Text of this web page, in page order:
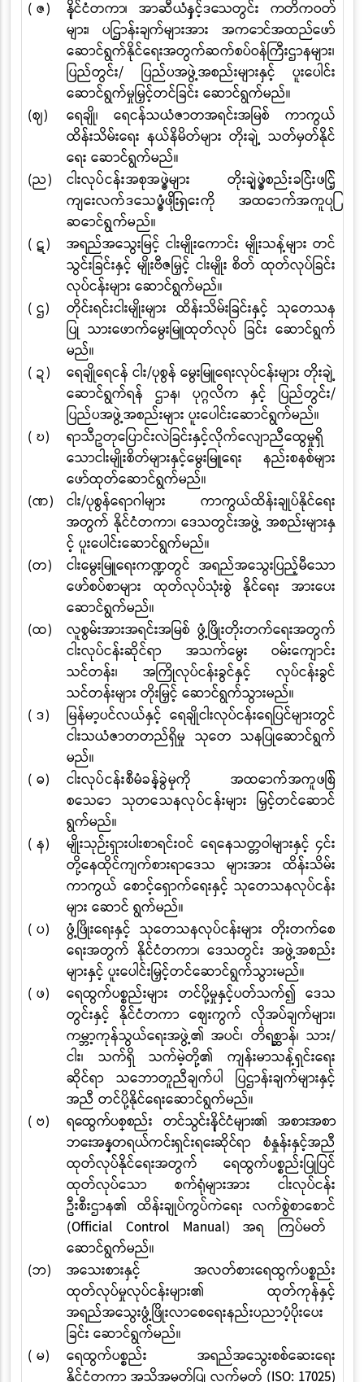
( ဇ)
နိုင်ငံတကာ၊ အာဆီယံနှင့်ဒေသတွင်း ကတိကဝတ်
များ၊ ပြဌာန်းချက်များအား အကောင်အထည်ဖော်
ဆောင်ရွက်နိုင်ရေးအတွက်ဆက်စပ်ဝန်ကြီးဌာနများ၊
ပြည်တွင်း/ ပြည်ပအဖွဲ့အစည်းများနှင့် ပူးပေါင်း
ဆောင်ရွက်မှုမြှင့်တင်ခြင်း ဆောင်ရွက်မည်။
(ဈ)
ရေချို၊ ရေငန်သယံဇာတအရင်းအမြစ် ကာကွယ်
ထိန်းသိမ်းရေး နယ်နိမိတ်များ တိုးချဲ့ သတ်မှတ်နိုင်
ရေး ဆောင်ရွက်မည်။
(ည)
ငါးလုပ်ငန်းအစုအဖွဲ့များ တိုးချဲ့ဖွဲ့စည်းခြင်းဖြင့်
ကျေးလက်ဒေသဖွံ့ဖြိုးရေးကို အထောက်အကူပြု
ဆောင်ရွက်မည်။
( ဋ)
အရည်အသွေးမြင့် ငါးမျိုးကောင်း မျိုးသန့်များ တင်
သွင်းခြင်းနှင့် မျိုးဗီဇမြှင့် ငါးမျိုး စိတ် ထုတ်လုပ်ခြင်း
လုပ်ငန်းများ ဆောင်ရွက်မည်။
( ဌ)
တိုင်းရင်းငါးမျိုးများ ထိန်းသိမ်းခြင်းနှင့် သုတေသန
ပြု သားဖောက်မွေးမြူထုတ်လုပ် ခြင်း ဆောင်ရွက်
မည်။
( ဍ)
ရေချိုရေငန် ငါး/ပုစွန် မွေးမြူရေးလုပ်ငန်းများ တိုးချဲ့
ဆောင်ရွက်ရန် ဌာန၊ ပုဂ္ဂလိက နှင့် ပြည်တွင်း/
ပြည်ပအဖွဲ့အစည်းများ ပူးပေါင်းဆောင်ရွက်မည်။
( ဎ)
ရာသီဥတုပြောင်းလဲခြင်းနှင့်လိုက်လျောညီထွေမှုရှိ
သောငါးမျိုးစိတ်များနှင့်မွေးမြူရေး နည်းစနစ်များ
ဖော်ထုတ်ဆောင်ရွက်မည်။
(ဏ)
ငါး/ပုစွန်ရောဂါများ ကာကွယ်ထိန်းချုပ်နိုင်ရေး
အတွက် နိုင်ငံတကာ၊ ဒေသတွင်းအဖွဲ့ အစည်းများနှ
င့် ပူးပေါင်းဆောင်ရွက်မည်။
(တ)
ငါးမွေးမြူရေးကဏ္ဍတွင် အရည်အသွေးပြည့်မီသော
ဖော်စပ်စာများ ထုတ်လုပ်သုံးစွဲ နိုင်ရေး အားပေး
ဆောင်ရွက်မည်။
(ထ)
လူစွမ်းအားအရင်းအမြစ် ဖွံ့ဖြိုးတိုးတက်ရေးအတွက်
ငါးလုပ်ငန်းဆိုင်ရာ အသက်မွေး ဝမ်းကျောင်း
သင်တန်း၊ အကြိုလုပ်ငန်းခွင်နှင့် လုပ်ငန်းခွင်
သင်တန်းများ တိုးမြှင့် ဆောင်ရွက်သွားမည်။
( ဒ)
မြန်မာ့ပင်လယ်နှင့် ရေချိုငါးလုပ်ငန်းရေပြင်များတွင်
ငါးသယံဇာတတည်ရှိမှု သုတေ သနပြုဆောင်ရွက်
မည်။
( ဓ)
ငါးလုပ်ငန်းစီမံခန့်ခွဲမှုကို အထောက်အကူဖြစ်
စေသော သုတေသနလုပ်ငန်းများ မြှင့်တင်ဆောင်
ရွက်မည်။
( န)
မျိုးသုဉ်းရှားပါးစာရင်းဝင် ရေနေသတ္တဝါများနှင့် ၄င်း
တို့နေထိုင်ကျက်စားရာဒေသ များအား ထိန်းသိမ်း
ကာကွယ် စောင့်ရှောက်ရေးနှင့် သုတေသနလုပ်ငန်း
များ ဆောင် ရွက်မည်။
( ပ)
ဖွံ့ဖြိုးရေးနှင့် သုတေသနလုပ်ငန်းများ တိုးတက်စေ
ရေးအတွက် နိုင်ငံတကာ၊ ဒေသတွင်း အဖွဲ့အစည်း
များနှင့် ပူးပေါင်းမြှင့်တင်ဆောင်ရွက်သွားမည်။
( ဖ)
ရေထွက်ပစ္စည်းများ တင်ပို့မှုနှင့်ပတ်သက်၍ ဒေသ
တွင်းနှင့် နိုင်ငံတကာ စျေးကွက် လိုအပ်ချက်များ၊
ကမ္ဘာ့ကုန်သွယ်ရေးအဖွဲ့၏ အပင်၊ တိရစ္ဆာန်၊ သား/
ငါး၊ သက်ရှိ သက်မဲ့တို့၏ ကျန်းမာသန့်ရှင်းရေး
ဆိုင်ရာ သဘောတူညီချက်ပါ ပြဌာန်းချက်များနှင့်
အညီ တင်ပို့နိုင်ရေးဆောင်ရွက်မည်။
( ဗ)
ရေထွက်ပစ္စည်း တင်သွင်းနိုင်ငံများ၏ အစားအစာ
ဘေးအန္တရယ်ကင်းရှင်းရေးဆိုင်ရာ စံနှုန်းနှင့်အညီ
ထုတ်လုပ်နိုင်ရေးအတွက် ရေထွက်ပစ္စည်းပြုပြင်
ထုတ်လုပ်သော စက်ရုံများအား ငါးလုပ်ငန်း
ဦးစီးဌာန၏ ထိန်းချုပ်ကွပ်ကဲရေး လက်စွဲစာစောင်
(Official Control Manual)အရ ကြပ်မတ်
ဆောင်ရွက်မည်။
(ဘ)
အသေးစားနှင့် အလတ်စားရေထွက်ပစ္စည်း
ထုတ်လုပ်မှုလုပ်ငန်းများ၏ ထုတ်ကုန်နှင့်
အရည်အသွေးဖွံ့ဖြိုးလာစေရေးနည်းပညာပံ့ပိုးပေး
ခြင်း ဆောင်ရွက်မည်။
( မ)
ရေထွက်ပစ္စည်း အရည်အသွေးစစ်ဆေးရေး